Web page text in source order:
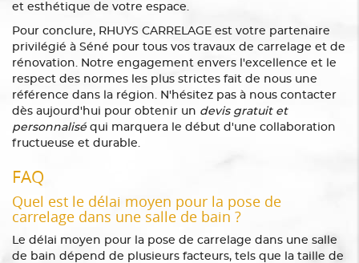
et esthétique de votre espace.
Pour conclure, RHUYS CARRELAGE est votre partenaire
privilégié à Séné pour tous vos travaux de carrelage et de
rénovation. Notre engagement envers l'excellence et le
respect des normes les plus strictes fait de nous une
référence dans la région. N'hésitez pas à nous contacter
dès aujourd'hui pour obtenir un devis gratuit et
personnalisé qui marquera le début d'une collaboration
fructueuse et durable.
FAQ
Quel est le délai moyen pour la pose de
carrelage dans une salle de bain ?
Le délai moyen pour la pose de carrelage dans une salle
de bain dépend de plusieurs facteurs, tels que la taille de